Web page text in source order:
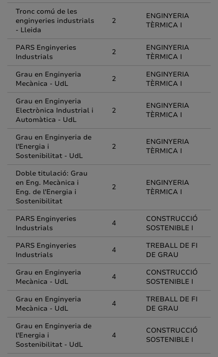
Tronc comú de les
enginyeries industrials
- Lleida
2
ENGINYERIA
TÈRMICA I
PARS Enginyeries
Industrials
2
ENGINYERIA
TÈRMICA I
Grau en Enginyeria
Mecànica - UdL
2
ENGINYERIA
TÈRMICA I
Grau en Enginyeria
Electrònica Industrial i
Automàtica - UdL
2
ENGINYERIA
TÈRMICA I
Grau en Enginyeria de
l'Energia i
Sostenibilitat - UdL
2
ENGINYERIA
TÈRMICA I
Doble titulació: Grau
en Eng. Mecànica i
Eng. de l'Energia i
Sostenibilitat
2
ENGINYERIA
TÈRMICA I
PARS Enginyeries
Industrials
4
CONSTRUCCIÓ
SOSTENIBLE I
PARS Enginyeries
Industrials
4
TREBALL DE FI
DE GRAU
Grau en Enginyeria
Mecànica - UdL
4
CONSTRUCCIÓ
SOSTENIBLE I
Grau en Enginyeria
Mecànica - UdL
4
TREBALL DE FI
DE GRAU
Grau en Enginyeria de
l'Energia i
Sostenibilitat - UdL
4
CONSTRUCCIÓ
SOSTENIBLE I